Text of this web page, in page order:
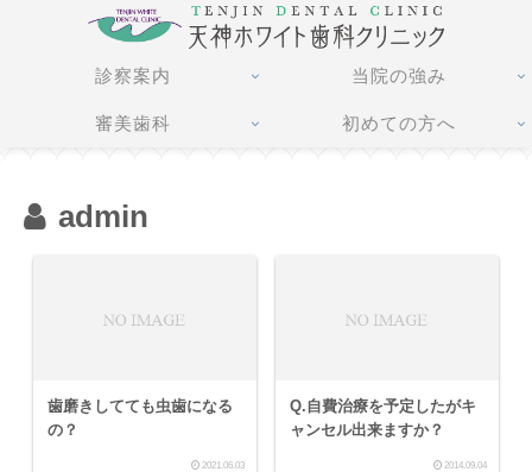
診察案内 当院の強み
審美歯科 初めての方へ
admin
歯磨きしてても虫歯になる
の？
2021.06.03
Q.自費治療を予定したがキ
ャンセル出来ますか？
2014.09.04